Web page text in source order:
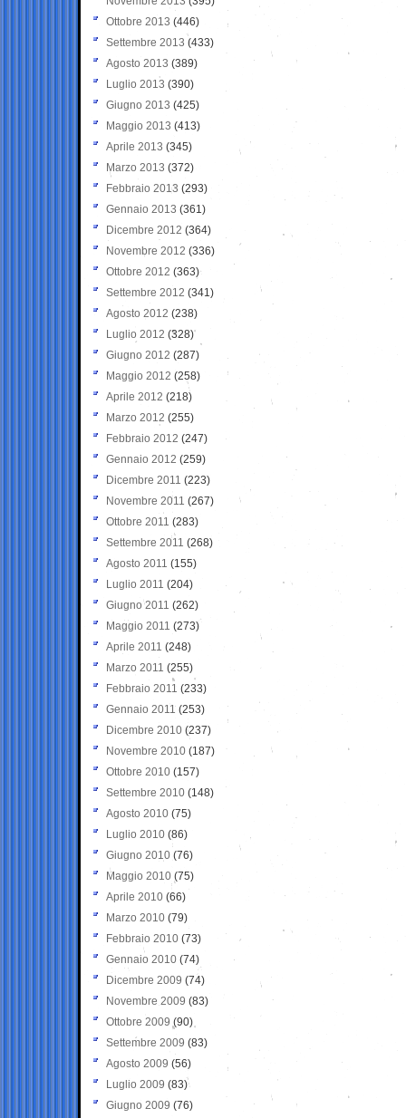
Ottobre 2013 (446)
Settembre 2013 (433)
Agosto 2013 (389)
Luglio 2013 (390)
Giugno 2013 (425)
Maggio 2013 (413)
Aprile 2013 (345)
Marzo 2013 (372)
Febbraio 2013 (293)
Gennaio 2013 (361)
Dicembre 2012 (364)
Novembre 2012 (336)
Ottobre 2012 (363)
Settembre 2012 (341)
Agosto 2012 (238)
Luglio 2012 (328)
Giugno 2012 (287)
Maggio 2012 (258)
Aprile 2012 (218)
Marzo 2012 (255)
Febbraio 2012 (247)
Gennaio 2012 (259)
Dicembre 2011 (223)
Novembre 2011 (267)
Ottobre 2011 (283)
Settembre 2011 (268)
Agosto 2011 (155)
Luglio 2011 (204)
Giugno 2011 (262)
Maggio 2011 (273)
Aprile 2011 (248)
Marzo 2011 (255)
Febbraio 2011 (233)
Gennaio 2011 (253)
Dicembre 2010 (237)
Novembre 2010 (187)
Ottobre 2010 (157)
Settembre 2010 (148)
Agosto 2010 (75)
Luglio 2010 (86)
Giugno 2010 (76)
Maggio 2010 (75)
Aprile 2010 (66)
Marzo 2010 (79)
Febbraio 2010 (73)
Gennaio 2010 (74)
Dicembre 2009 (74)
Novembre 2009 (83)
Ottobre 2009 (90)
Settembre 2009 (83)
Agosto 2009 (56)
Luglio 2009 (83)
Giugno 2009 (76)